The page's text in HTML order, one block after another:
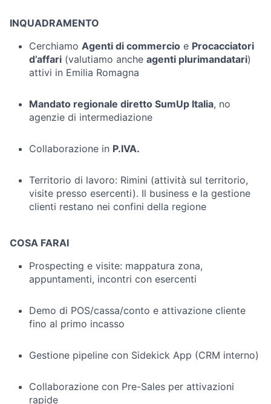
INQUADRAMENTO
Cerchiamo Agenti di commercio e Procacciatori
d’affari (valutiamo anche agenti plurimandatari)
attivi in Emilia Romagna
Mandato regionale diretto SumUp Italia, no
agenzie di intermediazione
Collaborazione in P.IVA.
Territorio di lavoro: Rimini (attività sul territorio,
visite presso esercenti). Il business e la gestione
clienti restano nei confini della regione
COSA FARAI
Prospecting e visite: mappatura zona,
appuntamenti, incontri con esercenti
Demo di POS/cassa/conto e attivazione cliente
fino al primo incasso
Gestione pipeline con Sidekick App (CRM interno)
Collaborazione con Pre-Sales per attivazioni
rapide